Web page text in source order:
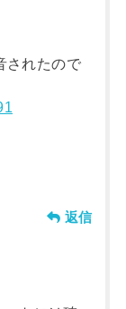
されたので
返信